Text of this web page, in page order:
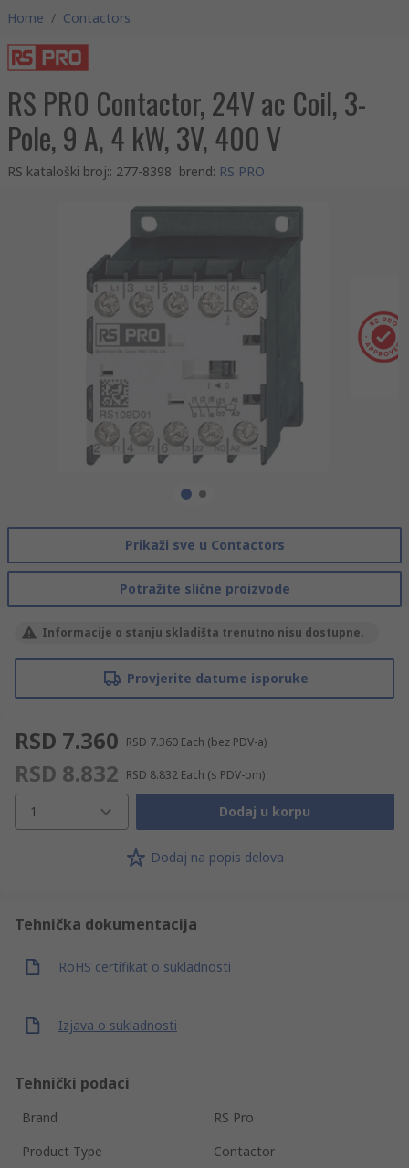
Home / Contactors
RS PRO Contactor, 24V ac Coil, 3-
Pole, 9 A, 4 kW, 3V, 400 V
RS kataloški broj:: 277-8398 brend: RS PRO
Prikaži sve u Contactors
Potražite slične proizvode
Informacije o stanju skladišta trenutno nisu dostupne.
Provjerite datume isporuke
RSD 7.360 RSD 7.360 Each (bez PDV-a)
RSD 8.832 RSD 8.832 Each (s PDV-om)
1 Dodaj u korpu
Dodaj na popis delova
Tehnička dokumentacija
RoHS certifikat o sukladnosti
Izjava o sukladnosti
Tehnički podaci
Brand
RS Pro
Product Type
Contactor